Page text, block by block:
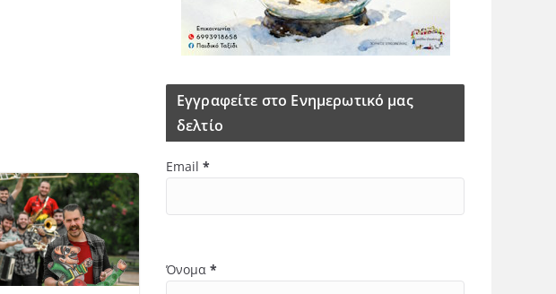
Εγγραφείτε στο Ενημερωτικό μας
δελτίο
Email *
Όνομα *